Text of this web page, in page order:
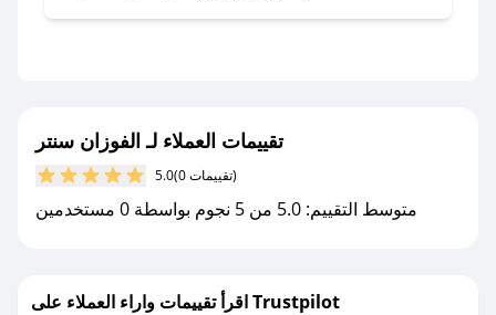
مع صحصح، تسوق بذكاء ووفّر على كل مشترياتك مع
كوبونات خصم حصرية من الفوزان سنتر!
تقييمات العملاء لـ الفوزان سنتر
5.0 (0 تقييمات)
متوسط التقييم: 5.0 من 5 نجوم بواسطة 0 مستخدمين
اقرأ تقييمات واراء العملاء على Trustpilot